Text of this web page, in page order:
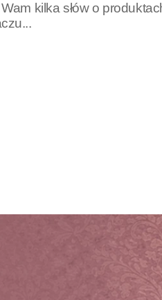
kilka słów o